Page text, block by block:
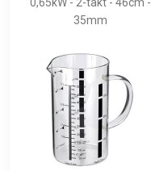
0,65kW - 2-takt - 46cm -
35mm